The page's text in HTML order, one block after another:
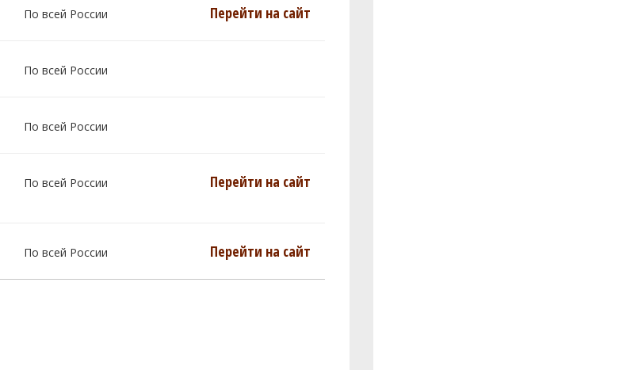
По всей России Перейти на сайт
По всей России
По всей России
По всей России Перейти на сайт
По всей России Перейти на сайт